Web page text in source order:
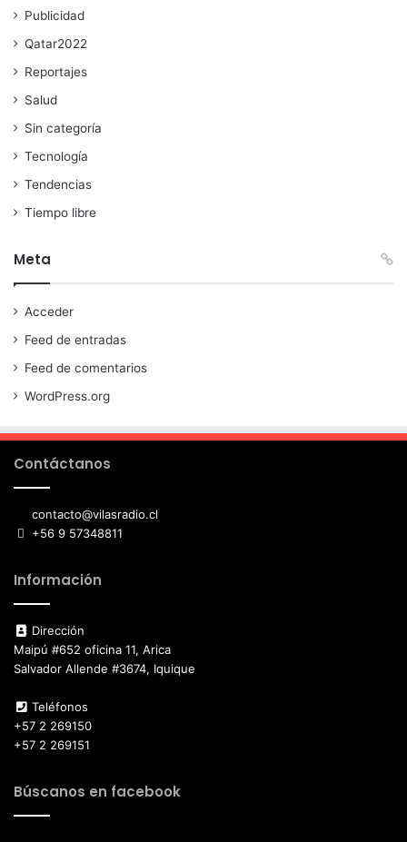
Publicidad
Qatar2022
Reportajes
Salud
Sin categoría
Tecnología
Tendencias
Tiempo libre
Meta
Acceder
Feed de entradas
Feed de comentarios
WordPress.org
Contáctanos
contacto@vilasradio.cl
+56 9 57348811
Información
Dirección
Maipú #652 oficina 11, Arica
Salvador Allende #3674, Iquique
Teléfonos
+57 2 269150
+57 2 269151
Búscanos en facebook